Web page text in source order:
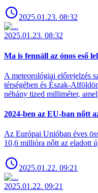
2025.01.23. 08:32
2025.01.23. 08:32
Ma is fennáll az ónos eső
A meteorológiai előrejelzés
térségében és Észak-
néhány tized milliméter,
2024-ben az EU-ban nőtt
Az Európai Unióban éves
10,6 millióra nőtt az eladott
2025.01.22. 09:21
2025.01.22. 09:21